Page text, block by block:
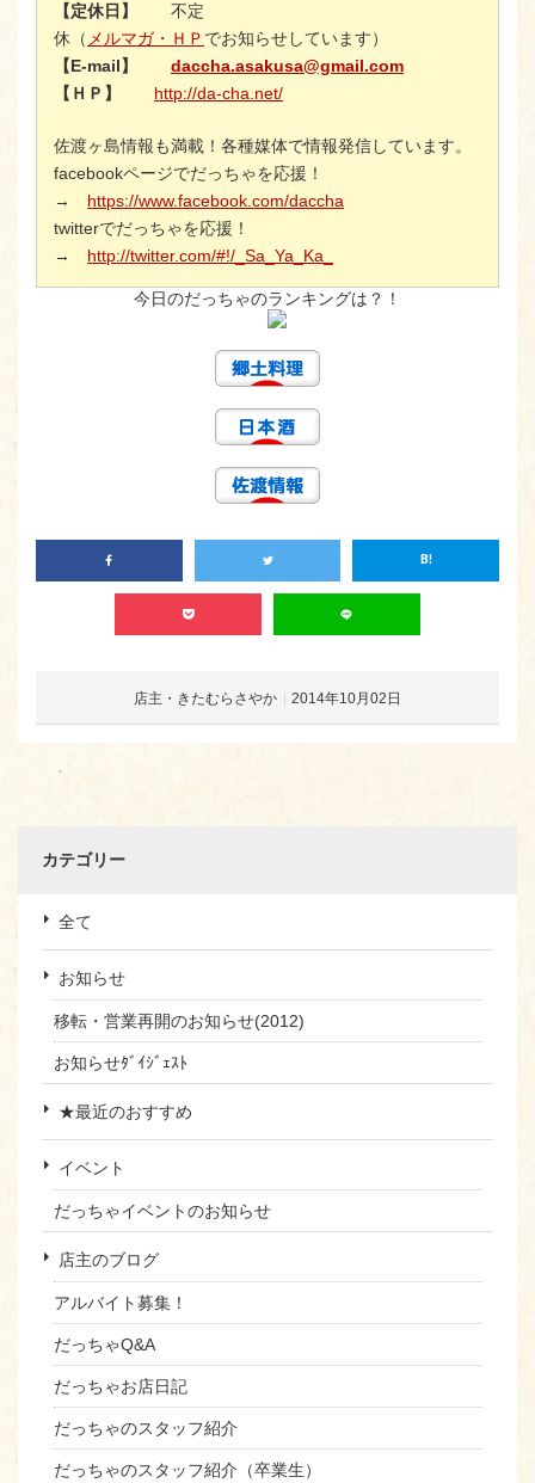
【定休日】 不定
休（ メルマガ・ＨＰ でお知らせしています）
【E-mail】 daccha.asakusa@gmail.com
【ＨＰ】 http://da-cha.net/
佐渡ヶ島情報も満載！各種媒体で情報発信しています。
facebookページでだっちゃを応援！
→ https://www.facebook.com/daccha
twitterでだっちゃを応援！
→ http://twitter.com/#!/_Sa_Ya_Ka_
今日のだっちゃのランキングは？！
店主・きたむらさやか 2014年10月02日
カテゴリー
全て
お知らせ
移転・営業再開のお知らせ(2012)
お知らせﾀﾞｲｼﾞｪｽﾄ
★最近のおすすめ
イベント
だっちゃイベントのお知らせ
店主のブログ
アルバイト募集！
だっちゃQ&A
だっちゃお店日記
だっちゃのスタッフ紹介
だっちゃのスタッフ紹介（卒業生）